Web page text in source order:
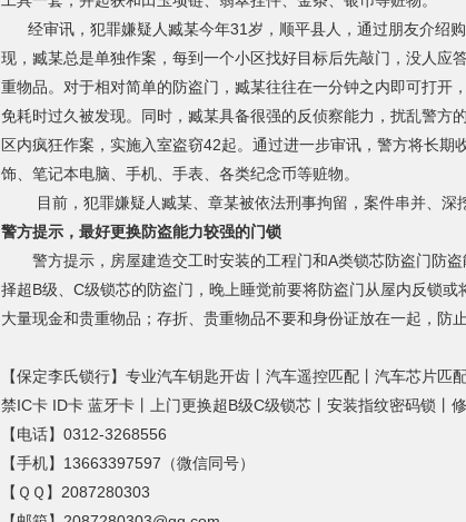
经审讯，犯罪嫌疑人臧某今年31岁，顺平县人，通过朋友介绍
现，臧某总是单独作案，每到一个小区找好目标后先敲门，没人应
重物品。对于相对简单的防盗门，臧某往往在一分钟之内即可打开
免耗时过久被发现。同时，臧某具备很强的反侦察能力，扰乱警方
区内疯狂作案，实施入室盗窃42起。通过进一步审讯，警方将长
饰、笔记本电脑、手机、手表、各类纪念币等赃物。
目前，犯罪嫌疑人臧某、章某被依法刑事拘留，案件串并、深挖
警方提示，最好更换防盗能力较强的门锁
警方提示，房屋建造交工时安装的工程门和A类锁芯防盗门防盗
择超B级、C级锁芯的防盗门，晚上睡觉前要将防盗门从屋内反锁
大量现金和贵重物品；存折、贵重物品不要和身份证放在一起，防
【保定李氏锁行】专业汽车钥匙开齿丨汽车遥控匹配丨汽车芯片
禁IC卡 ID卡 蓝牙卡丨上门更换超B级C级锁芯丨安装指纹密码锁丨
【电话】0312-3268556
【手机】13663397597（微信同号）
【ＱＱ】2087280303